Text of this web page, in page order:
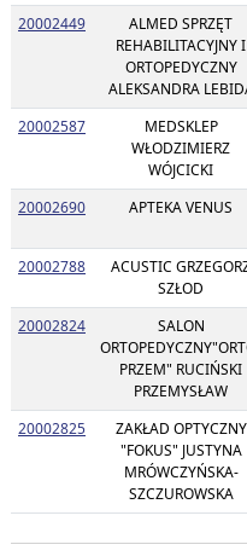
20002449
ALMED SPRZĘT
REHABILITACYJNY I
ORTOPEDYCZNY
ALEKSANDRA
20002587
MEDSKLEP
WŁODZIMIERZ
WÓJCICKI
20002690 APTEKA VENUS
20002788
ACUSTIC
SZŁOD
20002824
SALON
PRZEM" RUCIŃSKI
PRZEMYSŁAW
20002825
ZAKŁAD OPTYCZNY
"FOKUS" JUSTYNA
MRÓWCZYŃSKA-
SZCZUROWSKA